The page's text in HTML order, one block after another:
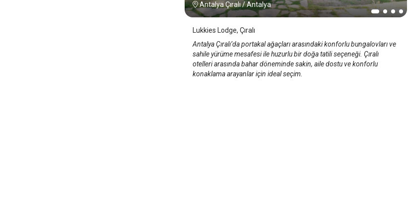
Antalya Çıralı/Antalya
Lukkies Lodge, Çıralı
Antalya Çıralı’da portakal ağaçları arasındaki konforlu bungalovları ve
sahile yürüme mesafesi ile huzurlu bir doğa tatili seçeneği. Çıralı
otelleri arasında bahar döneminde sakin, aile dostu ve konforlu
konaklama arayanlar için ideal seçim.